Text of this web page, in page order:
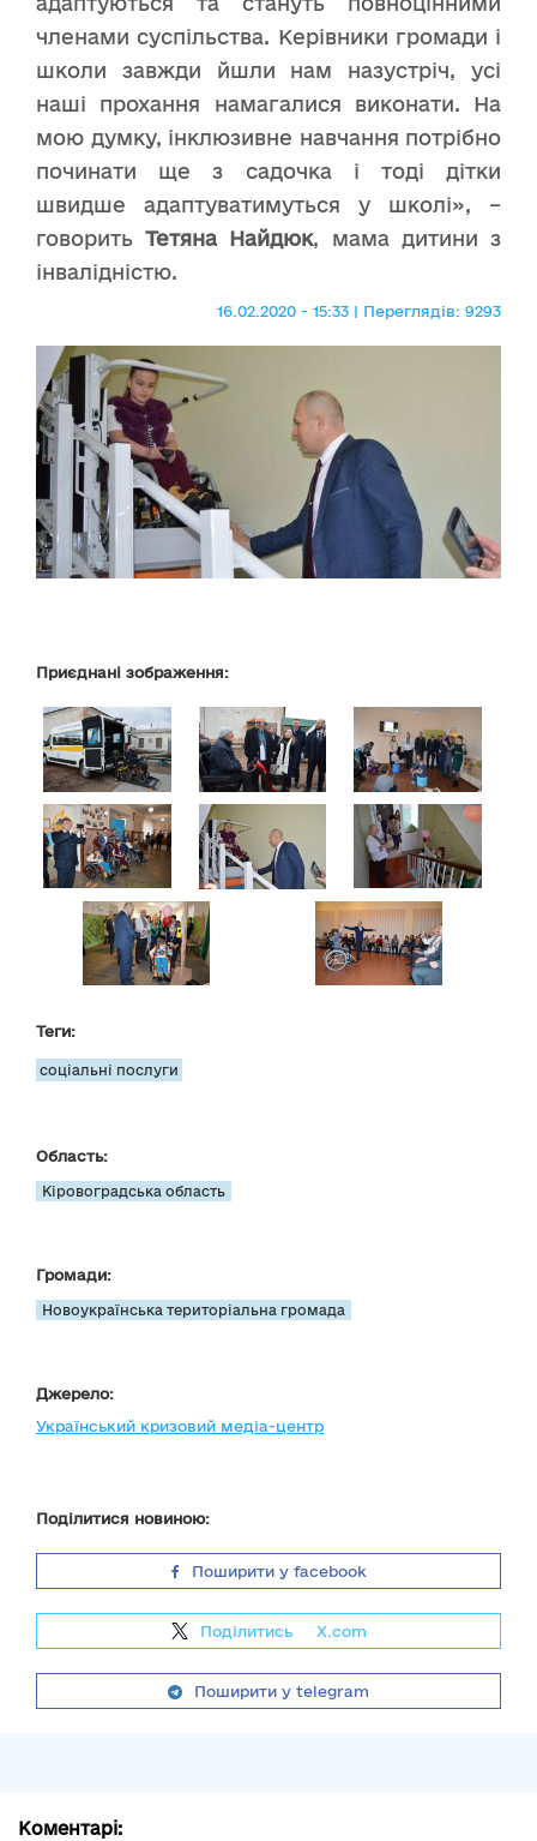
членами суспільства. Керівники громади і
школи завжди йшли нам назустріч, усі
наші прохання намагалися виконати. На
мою думку, інклюзивне навчання потрібно
починати ще з садочка і тоді дітки
швидше адаптуватимуться у школі», –
говорить Тетяна Найдюк, мама дитини з
інвалідністю.
16.02.2020 - 15:33 | Переглядів: 9293
Приєднані зображення:
Теги:
соціальні послуги
Область:
Кіровоградська область
Громади:
Новоукраїнська територіальна громада
Джерело:
Український кризовий медіа-центр
Поділитися новиною:
Поширити у facebook
Поділитись X.com
Поширити у telegram
Коментарі: